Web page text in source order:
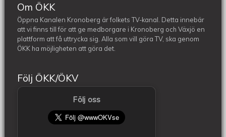
Om ÖKK
Öppna Kanalen Kronoberg är folkets TV-kanal. Detta innebär
att vi finns till för att ge medborgare i Kronoberg och Växjö en
plattform att få uttrycka sig. Alla som vill göra TV, ska genom
ÖKK ha möjligheten att göra det.
Följ ÖKK/ÖKV
Följ oss